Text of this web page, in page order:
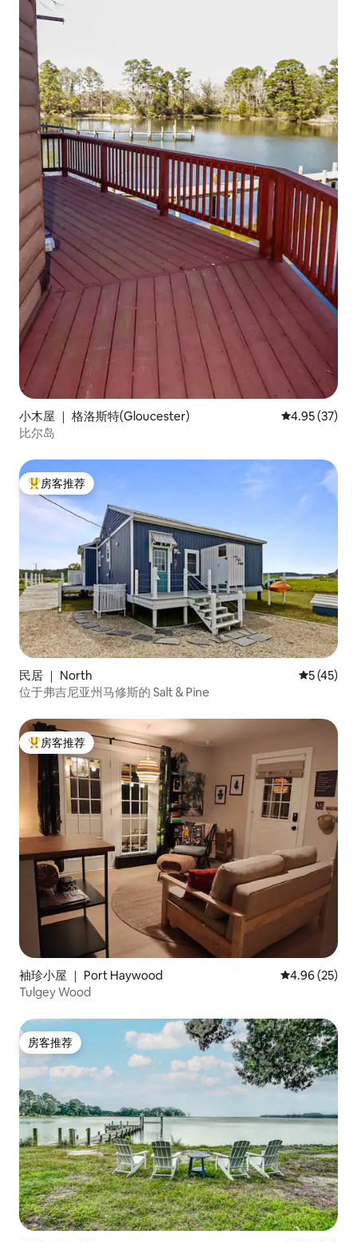
小木屋 ｜ 格洛斯特(Gloucester) 平均评分
4.95 (37)
比尔岛
热门「房客推荐」
房客推荐
民居 ｜ North 平均评分
5 (45)
位于弗吉尼亚州马修斯的 Salt & Pine
热门「房客推荐」
房客推荐
袖珍小屋 ｜ Port Haywood 平均评分
4.96 (25)
Tulgey Wood
房客推荐
房客推荐